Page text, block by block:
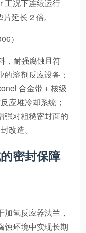
工况下连续运行
延长 2 倍。
）
，耐强腐蚀且符
溶剂反应设备；
合金带 + 核级
应堆冷却系统；
强对粗糙密封面的
改造。
密封保障
氢反应器法兰，
环境中实现长期